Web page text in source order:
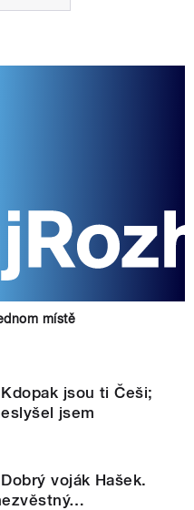
místě
jsou ti Češi;
jsem
voják Hašek.